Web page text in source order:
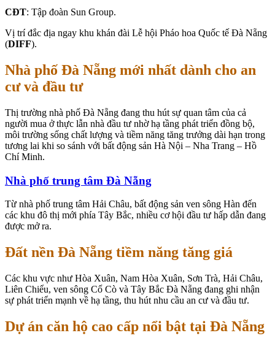
CĐT: Tập đoàn Sun Group.
Vị trí đắc địa ngay khu khán đài Lễ hội Pháo hoa Quốc tế Đà Nẵng
(DIFF).
Nhà phố Đà Nẵng mới nhất dành cho an
cư và đầu tư
Thị trường nhà phố Đà Nẵng đang thu hút sự quan tâm của cả
người mua ở thực lẫn nhà đầu tư nhờ hạ tầng phát triển đồng bộ,
môi trường sống chất lượng và tiềm năng tăng trưởng dài hạn trong
tương lai khi so sánh với bất động sản Hà Nội – Nha Trang – Hồ
Chí Minh.
Nhà phố trung tâm Đà Nẵng
Từ nhà phố trung tâm Hải Châu, bất động sản ven sông Hàn đến
các khu đô thị mới phía Tây Bắc, nhiều cơ hội đầu tư hấp dẫn đang
được mở ra.
Đất nền Đà Nẵng tiềm năng tăng giá
Các khu vực như Hòa Xuân, Nam Hòa Xuân, Sơn Trà, Hải Châu,
Liên Chiểu, ven sông Cổ Cò và Tây Bắc Đà Nẵng đang ghi nhận
sự phát triển mạnh về hạ tầng, thu hút nhu cầu an cư và đầu tư.
Dự án căn hộ cao cấp nổi bật tại Đà Nẵng